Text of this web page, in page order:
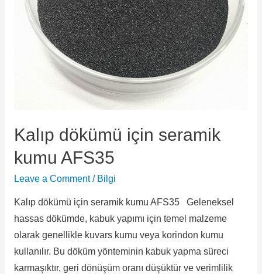
Kalıp dökümü için seramik
kumu AFS35
Leave a Comment / Bilgi
Kalıp dökümü için seramik kumu AFS35 Geleneksel
hassas dökümde, kabuk yapımı için temel malzeme
olarak genellikle kuvars kumu veya korindon kumu
kullanılır. Bu döküm yönteminin kabuk yapma süreci
karmaşıktır, geri dönüşüm oranı düşüktür ve verimlilik